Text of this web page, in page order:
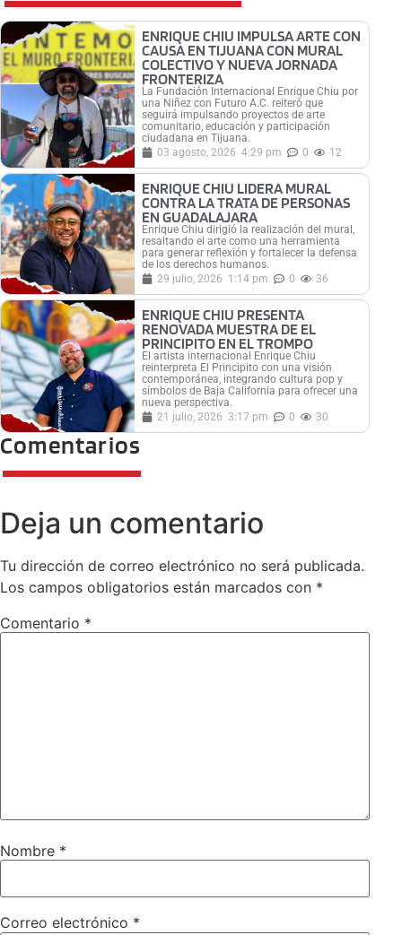
ENRIQUE CHIU IMPULSA ARTE CON
CAUSA EN TIJUANA CON MURAL
COLECTIVO Y NUEVA JORNADA
FRONTERIZA
La Fundación Internacional Enrique Chiu por
una Niñez con Futuro A.C. reiteró que
seguirá impulsando proyectos de arte
comunitario, educación y participación
ciudadana en Tijuana.
03 agosto, 2026 4:29 pm 0 12
ENRIQUE CHIU LIDERA MURAL
CONTRA LA TRATA DE PERSONAS
EN GUADALAJARA
Enrique Chiu dirigió la realización del mural,
resaltando el arte como una herramienta
para generar reflexión y fortalecer la defensa
de los derechos humanos.
29 julio, 2026 1:14 pm 0 36
ENRIQUE CHIU PRESENTA
RENOVADA MUESTRA DE EL
PRINCIPITO EN EL TROMPO
El artista internacional Enrique Chiu
reinterpreta El Principito con una visión
contemporánea, integrando cultura pop y
símbolos de Baja California para ofrecer una
nueva perspectiva.
21 julio, 2026 3:17 pm 0 30
Comentarios
Deja un comentario
Tu dirección de correo electrónico no será publicada.
Los campos obligatorios están marcados con *
Comentario *
Nombre *
Correo electrónico *